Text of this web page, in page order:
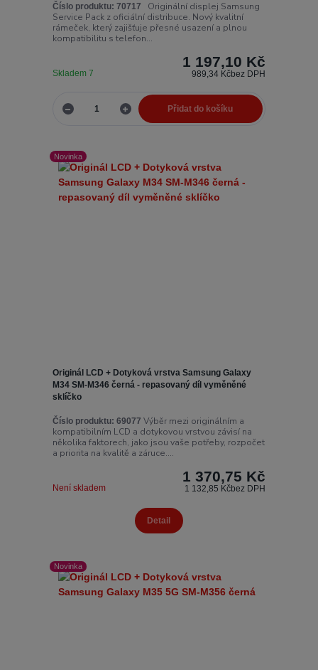
Číslo produktu: 70717
Originální displej Samsung
Service Pack z oficiální distribuce. Nový kvalitní
rámeček, který zajišťuje přesné usazení a plnou
kompatibilitu s telefon...
1 197,10 Kč
989,34 Kčbez DPH
Skladem 7
Přidat do košíku
Novinka
Originál LCD + Dotyková vrstva Samsung Galaxy
M34 SM-M346 černá - repasovaný díl vyměněné
sklíčko
Číslo produktu: 69077 Výběr mezi originálním a
kompatibilním LCD a dotykovou vrstvou závisí na
několika faktorech, jako jsou vaše potřeby, rozpočet
a priorita na kvalitě a záruce....
1 370,75 Kč
1 132,85 Kčbez DPH
Není skladem
Detail
Novinka